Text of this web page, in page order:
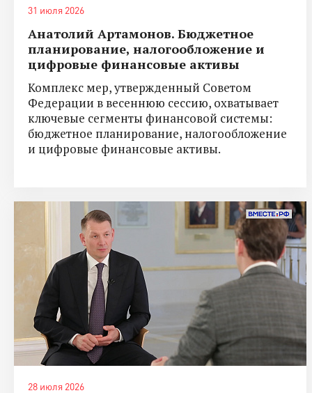
31 июля 2026
Анатолий Артамонов. Бюджетное
планирование, налогообложение и
цифровые финансовые активы
Комплекс мер, утвержденный Советом
Федерации в весеннюю сессию, охватывает
ключевые сегменты финансовой системы:
бюджетное планирование, налогообложение
и цифровые финансовые активы.
28 июля 2026